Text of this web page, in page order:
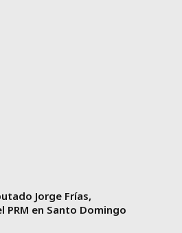
Jorge Frías,
PRM en Santo Domingo